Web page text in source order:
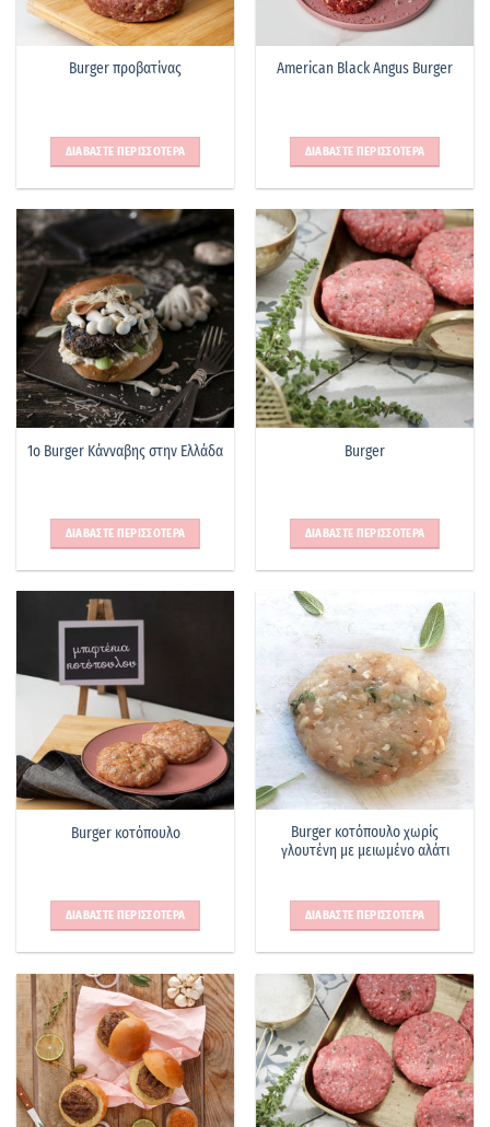
Burger προβατίνας
ΔΙΑΒΑΣΤΕ ΠΕΡΙΣΣΟΤΕΡΑ
American Black Angus Burger
ΔΙΑΒΑΣΤΕ ΠΕΡΙΣΣΟΤΕΡΑ
1o Burger Κάνναβης στην Ελλάδα
ΔΙΑΒΑΣΤΕ ΠΕΡΙΣΣΟΤΕΡΑ
Burger
ΔΙΑΒΑΣΤΕ ΠΕΡΙΣΣΟΤΕΡΑ
Burger κοτόπουλο
ΔΙΑΒΑΣΤΕ ΠΕΡΙΣΣΟΤΕΡΑ
Burger κοτόπουλο χωρίς
γλουτένη με μειωμένο αλάτι
ΔΙΑΒΑΣΤΕ ΠΕΡΙΣΣΟΤΕΡΑ